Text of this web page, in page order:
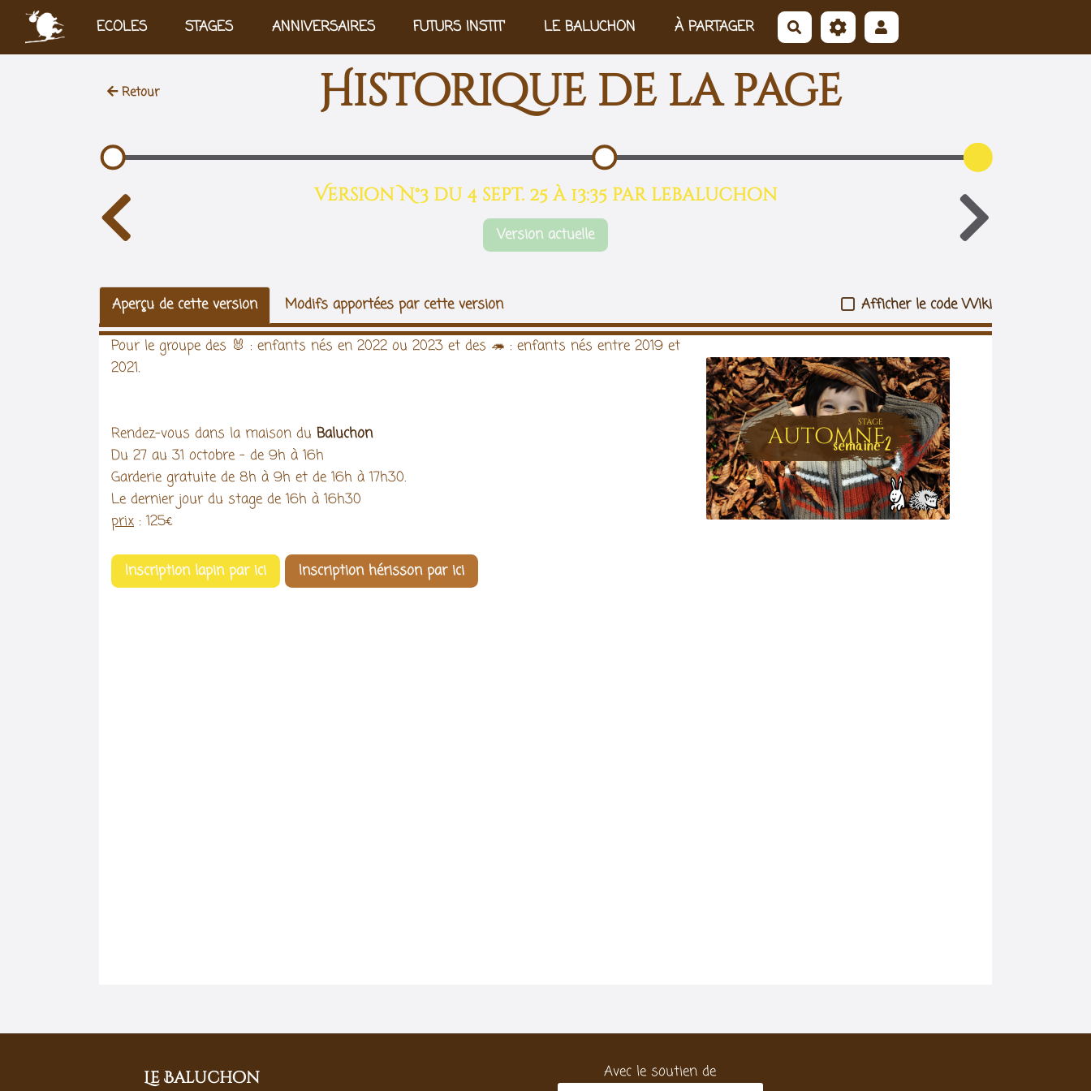
Aller au contenu principal
ECOLES STAGES ANNIVERSAIRES FUTURS INSTIT' LE BALUCHON À PARTAGER Rechercher
Retour Historique de la page
Version N°3 du 4 sept. 25 à 13:35 par lebaluchon
Version actuelle
Aperçu de cette version Modifs apportées par cette version Afficher le code Wiki
Le Baluchon Avec le soutien de